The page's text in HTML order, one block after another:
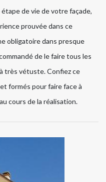
de vie de votre façade,
prouvée dans ce
obligatoire dans presque
de le faire tous les
très vétuste. Confiez ce
formés pour faire face à
cours de la réalisation.